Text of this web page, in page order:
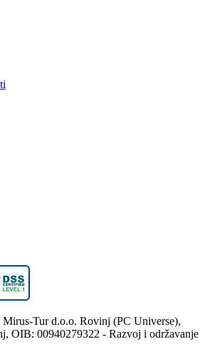
Tur d.o.o. Rovinj (PC Universe),
OIB: 00940279322 - Razvoj i održavanje